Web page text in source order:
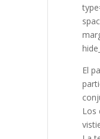
El
Los